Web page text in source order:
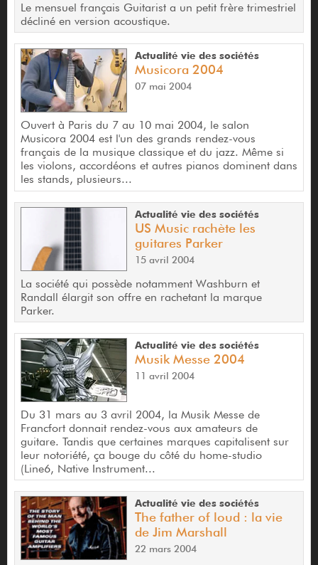
Le mensuel français Guitarist a un petit frère trimestriel
décliné en version acoustique.
Actualité vie des sociétés
Musicora 2004
07 mai 2004
Ouvert à Paris du 7 au 10 mai 2004, le salon
Musicora 2004 est l'un des grands rendez-vous
français de la musique classique et du jazz. Même si
les violons, accordéons et autres pianos dominent dans
les stands, plusieurs...
Actualité vie des sociétés
US Music rachète les
guitares Parker
15 avril 2004
La société qui possède notamment Washburn et
Randall élargit son offre en rachetant la marque
Parker.
Actualité vie des sociétés
Musik Messe 2004
11 avril 2004
Du 31 mars au 3 avril 2004, la Musik Messe de
Francfort donnait rendez-vous aux amateurs de
guitare. Tandis que certaines marques capitalisent sur
leur notoriété, ça bouge du côté du home-studio
(Line6, Native Instrument...
Actualité vie des sociétés
The father of loud : la vie
de Jim Marshall
22 mars 2004